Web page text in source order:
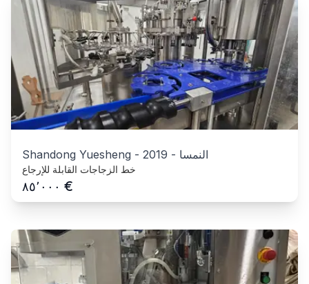
Shandong Yuesheng - 2019 - النمسا
خط الزجاجات القابلة للإرجاع
٨٥٬٠٠٠ €